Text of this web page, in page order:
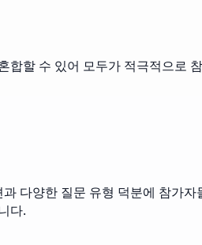
할 수 있어 모두가 적극적으로
다양한 질문 유형 덕분에 참가
다.